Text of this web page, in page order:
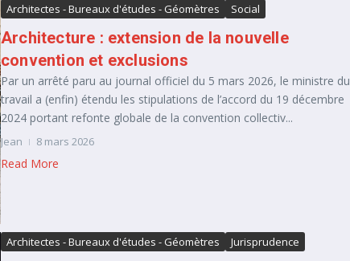
Architectes - Bureaux d'études - Géomètres Social
Architecture : extension de la nouvelle
convention et exclusions
Par un arrêté paru au journal officiel du 5 mars 2026, le ministre du
travail a (enfin) étendu les stipulations de l’accord du 19 décembre
2024 portant refonte globale de la convention collectiv...
Jean 8 mars 2026
Read More
Architectes - Bureaux d'études - Géomètres Jurisprudence